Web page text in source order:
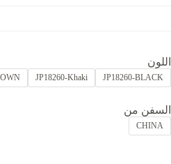
اللون
JP18260-BLACK
JP18260-Khaki
السفن من
CHINA